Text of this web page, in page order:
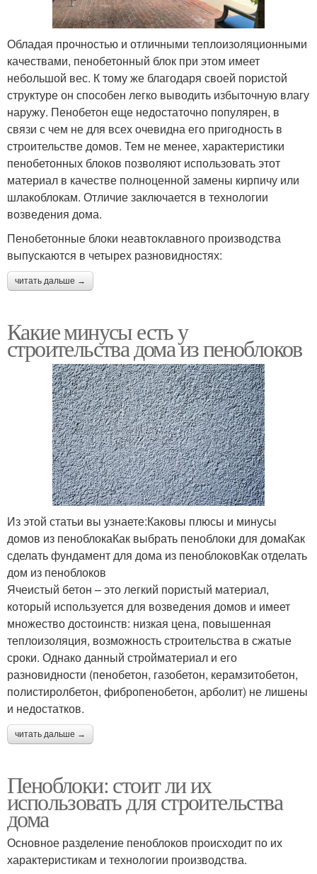
Обладая прочностью и отличными теплоизоляционными
качествами, пенобетонный блок при этом имеет
небольшой вес. К тому же благодаря своей пористой
структуре он способен легко выводить избыточную влагу
наружу. Пенобетон еще недостаточно популярен, в
связи с чем не для всех очевидна его пригодность в
строительстве домов. Тем не менее, характеристики
пенобетонных блоков позволяют использовать этот
материал в качестве полноценной замены кирпичу или
шлакоблокам. Отличие заключается в технологии
возведения дома.
Пенобетонные блоки неавтоклавного производства
выпускаются в четырех разновидностях:
читать дальше →
Какие минусы есть у
строительства дома из пеноблоков
Из этой статьи вы узнаете:Каковы плюсы и минусы
домов из пеноблокаКак выбрать пеноблоки для домаКак
сделать фундамент для дома из пеноблоковКак отделать
дом из пеноблоков
Ячеистый бетон – это легкий пористый материал,
который используется для возведения домов и имеет
множество достоинств: низкая цена, повышенная
теплоизоляция, возможность строительства в сжатые
сроки. Однако данный стройматериал и его
разновидности (пенобетон, газобетон, керамзитобетон,
полистиролбетон, фибропенобетон, арболит) не лишены
и недостатков.
читать дальше →
Пеноблоки: стоит ли их
использовать для строительства
дома
Основное разделение пеноблоков происходит по их
характеристикам и технологии производства.